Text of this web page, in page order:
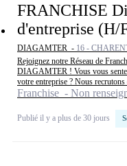
FRANCHISE
d'entreprise (H/
DIAGAMTER - 16 -
Rejoignez notre Réseau de
DIAGAMTER ! Vous vous
votre entreprise ? Nous recrutons
Franchise - Non
Publié il y a plus de 30 jours